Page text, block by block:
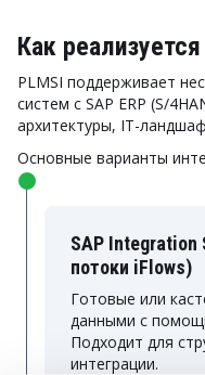
Как
PLMSI поддерживает
систем с SAP ERP (S/
архитектуры, IT-
Основные варианты
SAP Integration
потоки iFlows)
Готовые или
данными с
Подходит для
интеграции.